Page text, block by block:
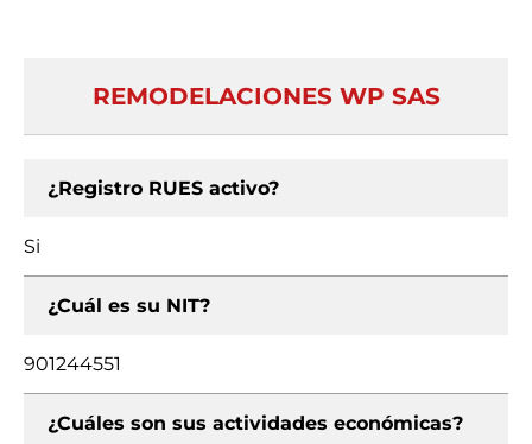
REMODELACIONES WP SAS
¿Registro RUES activo?
Si
¿Cuál es su NIT?
901244551
¿Cuáles son sus actividades económicas?